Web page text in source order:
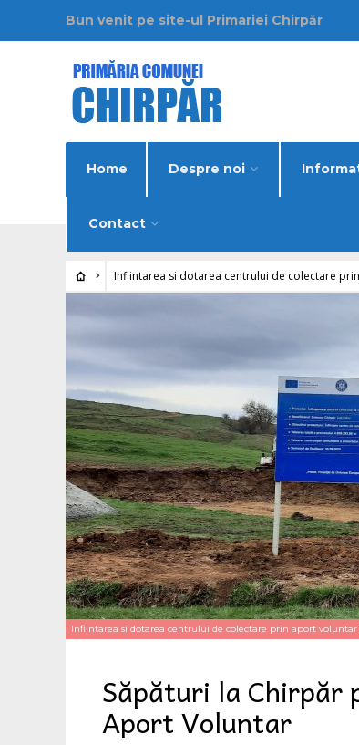
Bun venit pe site-ul Primariei Chirpăr
Home Despre noi
Contact
Infiintarea si dotarea centrului de colectare
Infiintarea si dotarea centrului de colectare prin aport
Săpături la Chirpăr
Aport Voluntar